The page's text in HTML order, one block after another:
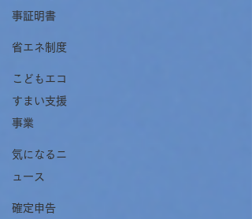
事証明書
省エネ制度
こどもエコ
すまい支援
事業
気になるニ
ュース
確定申告